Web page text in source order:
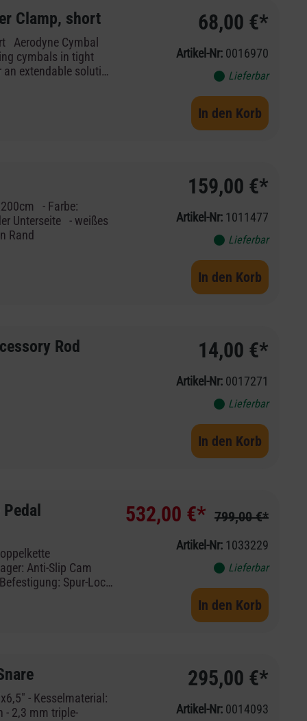
Clamp, short
Aerodyne Cymbal
cymbals in tight
extendable solution
68,00 €*
Artikel-Nr: 0016970
Lieferbar
In den Korb
- Farbe:
Unterseite - weißes
Rand
159,00 €*
Artikel-Nr: 1011477
Lieferbar
In den Korb
Rod 14,00 €*
Artikel-Nr: 0017271
Lieferbar
In den Korb
Vorführzwecken
gründlich
durchlaufen
532,00 €* 799,00 €*
Artikel-Nr: 1033229
Lieferbar
In den Korb
- Kesselmaterial:
- 2,3 mm triple-
295,00 €*
Artikel-Nr: 0014093